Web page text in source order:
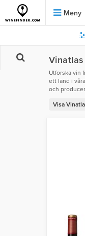
Meny
Vinatlas
Utforska vin
ett land i
och
Visa